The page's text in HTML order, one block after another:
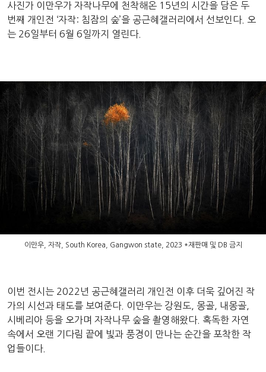
사진가 이만우가 자작나무에 천착해온 15년의 시간을 담은 두
번째 개인전 ‘자작: 침잠의 숲’을 공근혜갤러리에서 선보인다. 오
는 26일부터 6월 6일까지 열린다.
이만우, 자작, South Korea, Gangwon state, 2023 *재판매 및 DB 금지
이번 전시는 2022년 공근혜갤러리 개인전 이후 더욱 깊어진 작
가의 시선과 태도를 보여준다. 이만우는 강원도, 몽골, 내몽골,
시베리아 등을 오가며 자작나무 숲을 촬영해왔다. 혹독한 자연
속에서 오랜 기다림 끝에 빛과 풍경이 만나는 순간을 포착한 작
업들이다.